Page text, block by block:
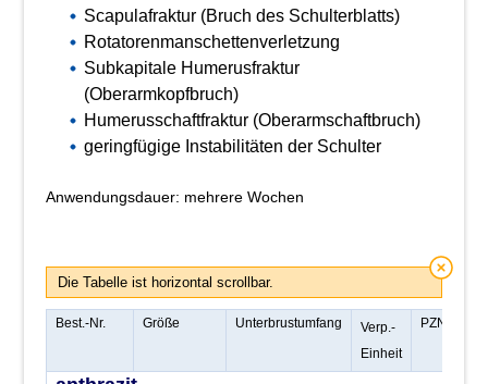
Scapulafraktur (Bruch des Schulterblatts)
Rotatorenmanschettenverletzung
Subkapitale Humerusfraktur
(Oberarmkopfbruch)
Humerusschaftfraktur (Oberarmschaftbruch)
geringfügige Instabilitäten der Schulter
Anwendungsdauer: mehrere Wochen
Die Tabelle ist horizontal scrollbar.
Best.-Nr. Größe Unterbrustumfang
Verp.-
Einheit
PZN